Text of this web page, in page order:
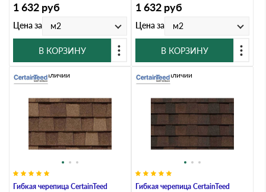
1 632 руб
Цена за м2
В КОРЗИНУ
1 632 руб
Цена за м2
В КОРЗИНУ
Гибкая черепица CertainTeed
Нет в наличии
Гибкая черепица CertainTeed
Нет в наличии